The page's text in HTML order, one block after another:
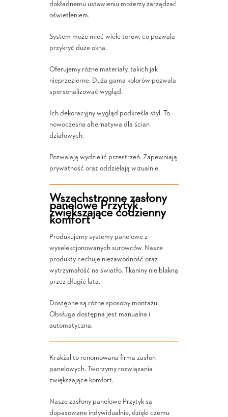
dokładnemu ustawieniu możemy zarządzać
oświetleniem.
System może mieć wiele torów, co pozwala
przykryć duże okna.
Oferujemy różne materiały, takich jak
nieprzezierne. Duża gama kolorów pozwala
spersonalizować wygląd.
Ich dekoracyjny wygląd podkreśla styl. To
nowoczesna alternatywa dla ścian
działowych.
Pozwalają wydzielić przestrzeń. Zapewniają
prywatność oraz oddzielają wizualnie.
Wszechstronne zasłony
panelowe Przytyk
zwiększające codzienny
komfort
Produkujemy systemy panelowe z
wyselekcjonowanych surowców. Nasze
produkty cechuje niezawodność oraz
wytrzymałość na światło. Tkaniny nie blakną
przez długie lata.
Dostępne są różne sposoby montażu.
Obsługa dostępna jest manualna i
automatyczna.
Krakżal to renomowana firma zasłon
panelowych. Tworzymy rozwiązania
zwiększające komfort.
Nasze zasłony panelowe Przytyk są
dopasowane indywidualnie, dzięki czemu